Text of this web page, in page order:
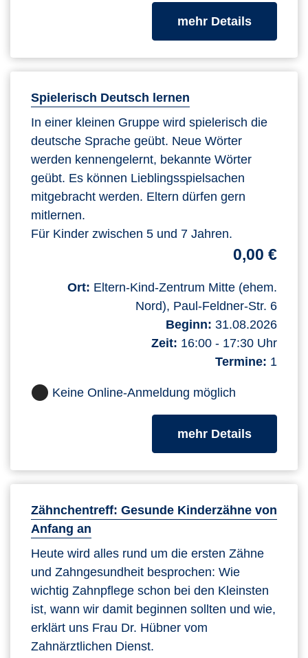
mehr Detailszum
Spielerisch Deutsch lernen
In einer kleinen Gruppe wird spielerisch die
deutsche Sprache geübt. Neue Wörter
werden kennengelernt, bekannte Wörter
geübt. Es können Lieblingsspielsachen
mitgebracht werden. Eltern dürfen gern
mitlernen.
Für Kinder zwischen 5 und 7 Jahren.
0,00 €
Ort: Eltern-Kind-Zentrum Mitte (ehem.
Nord), Paul-Feldner-Str. 6
Beginn: 31.08.2026
Zeit: 16:00 - 17:30 Uhr
Termine: 1
Keine Online-Anmeldung möglich
mehr Detailszum
Zähnchentreff: Gesunde Kinderzähne von
Anfang an
Heute wird alles rund um die ersten Zähne
und Zahngesundheit besprochen: Wie
wichtig Zahnpflege schon bei den Kleinsten
ist, wann wir damit beginnen sollten und wie,
erklärt uns Frau Dr. Hübner vom
Zahnärztlichen Dienst.